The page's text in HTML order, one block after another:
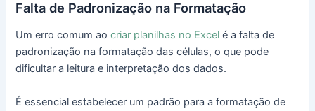
Falta de Padronização na Formatação
Um erro comum aocriar planilhas no Excel é a falta de
padronização na formatação das células, o que pode
dificultar a leitura e interpretação dos dados.
É essencial estabelecer um padrão para a formatação de